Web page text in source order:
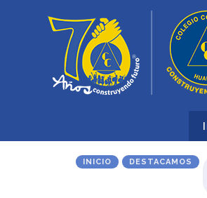
INICIO DESTACAMOS